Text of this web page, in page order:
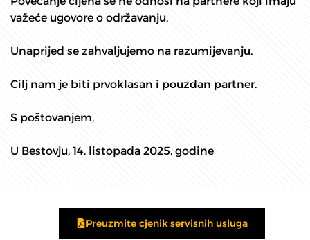
važeće ugovore o održavanju.
Unaprijed se zahvaljujemo na razumijevanju.
Cilj nam je biti prvoklasan i pouzdan partner.
S poštovanjem,
U Bestovju, 14. listopada 2025. godine
Preuzmite cjenik servisnih usluga